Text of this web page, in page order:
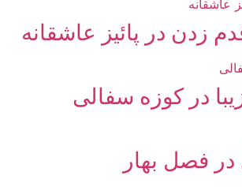
زدن در پائیز عاشقانه
در کوزه سفالی
فصل بهار